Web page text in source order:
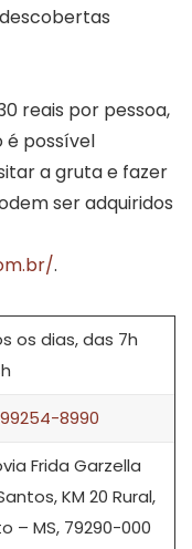
reais por pessoa,
é possível
a gruta e fazer
ser adquiridos
.
os dias, das 7h
8990
Frida Garzella
KM 20 Rural,
– MS, 79290-000